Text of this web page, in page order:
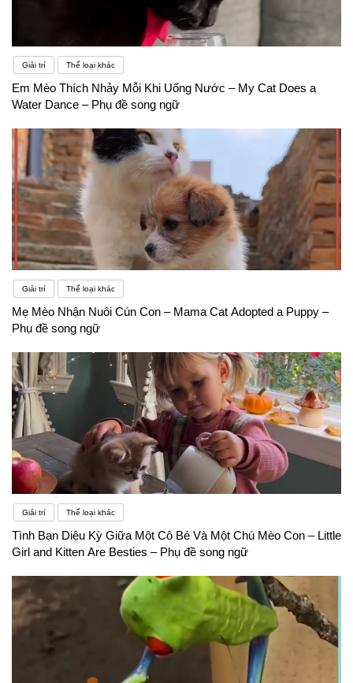
Giải trí Thể loại khác
Em Mèo Thích Nhảy Mỗi Khi Uống Nước – My Cat Does a
Water Dance – Phụ đề song ngữ
Giải trí Thể loại khác
Mẹ Mèo Nhận Nuôi Cún Con – Mama Cat Adopted a Puppy –
Phụ đề song ngữ
Giải trí Thể loại khác
Tình Bạn Diệu Kỳ Giữa Một Cô Bé Và Một Chú Mèo Con – Little
Girl and Kitten Are Besties – Phụ đề song ngữ